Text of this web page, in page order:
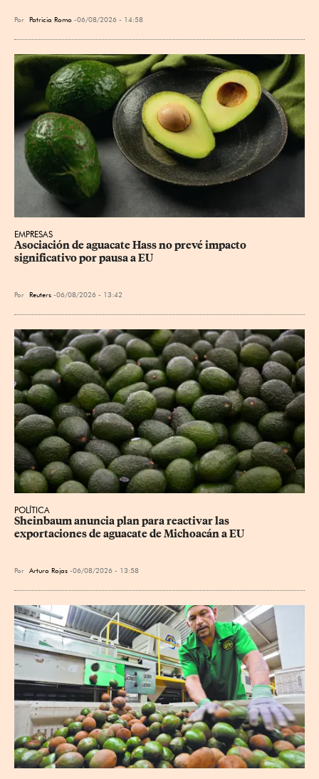
Por Patricia Romo 06/08/2026 - 14:58
EMPRESAS
Asociación de aguacate Hass no prevé impacto
significativo por pausa a EU
Por Reuters 06/08/2026 - 13:42
POLÍTICA
Sheinbaum anuncia plan para reactivar las
exportaciones de aguacate de Michoacán a EU
Por Arturo Rojas 06/08/2026 - 13:58